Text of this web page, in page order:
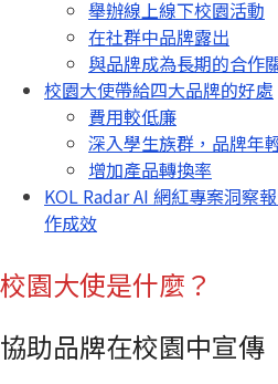
舉辦線上線下校園活動
在社群中品牌露出
與品牌成為長期的合作
校園大使帶給四大品牌的好處
費用較低廉
深入學生族群，品牌年
增加產品轉換率
KOL Radar AI 網紅專案洞察
作成效
校園大使是什麼？
協助品牌在校園中宣傳